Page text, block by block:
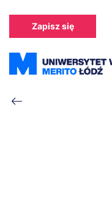
treści
Zapisz się
Ścieżka